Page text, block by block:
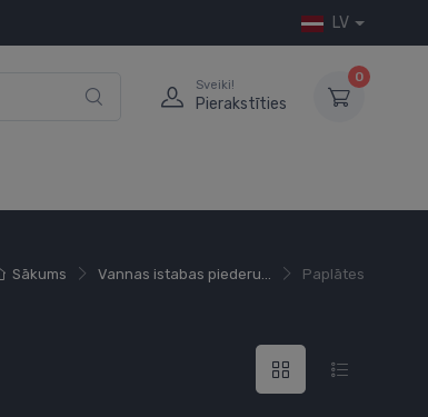
LV
Sveiki!
Pierakstīties
0
Sākums Vannas istabas piederu... Paplātes